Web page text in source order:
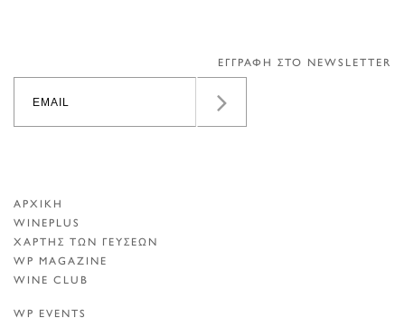
ΕΓΓΡΑΦΗ ΣΤΟ NEWSLETTER
ΑΡΧΙΚΗ
WINEPLUS
ΧΑΡΤΗΣ ΤΩΝ ΓΕΥΣΕΩΝ
WP MAGAZINE
WINE CLUB
WP EVENTS